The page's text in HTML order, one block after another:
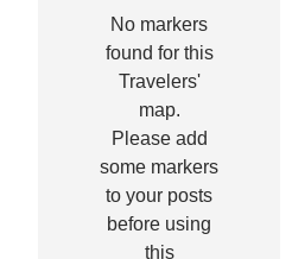
No markers
found for this
Travelers'
map.
Please add
some markers
to your posts
before using
this